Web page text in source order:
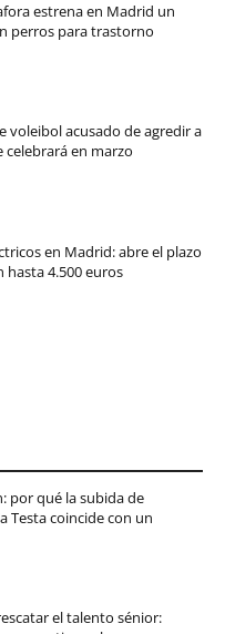
estrena en Madrid un
perros para trastorno
voleibol acusado de agredir a
celebrará en marzo
en Madrid: abre el plazo
hasta 4.500 euros
por qué la subida de
Testa coincide con un
el talento sénior: